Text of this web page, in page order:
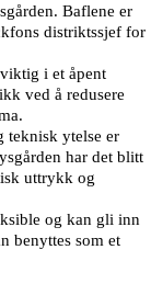
Baflene er
distriktssjef for
i et åpent
ved å redusere
teknisk ytelse er
har det blitt
uttrykk og
og kan gli inn
benyttes som et